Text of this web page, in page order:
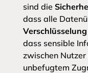
sind die
dass alle
Verschlüsselung
dass sensible
zwischen
unbefugtem